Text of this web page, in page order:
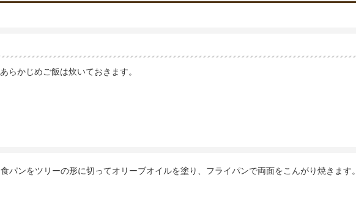
あらかじめご飯は炊いておきます。
食パンをツリーの形に切ってオリーブオイルを塗り、フライパンで両面をこんがり焼きます。